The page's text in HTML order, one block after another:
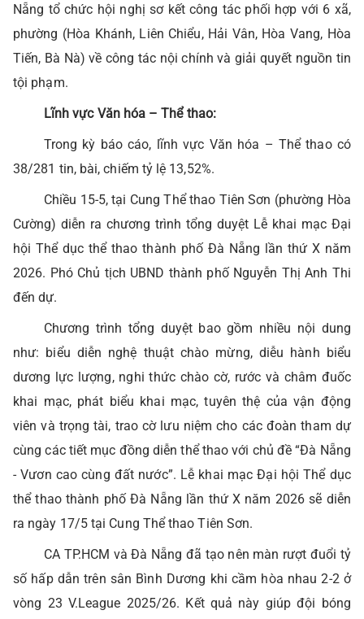
Nẵng tổ chức hội nghị sơ kết công tác phối hợp với 6 xã,
phường (Hòa Khánh, Liên Chiểu, Hải Vân, Hòa Vang, Hòa
Tiến, Bà Nà) về công tác nội chính và giải quyết nguồn tin
tội phạm.
Lĩnh vực Văn hóa – Thể thao:
Trong kỳ báo cáo, lĩnh vực Văn hóa – Thể thao có
38/281 tin, bài, chiếm tỷ lệ 13,52%.
Chiều 15-5, tại Cung Thể thao Tiên Sơn (phường Hòa
Cường) diễn ra chương trình tổng duyệt Lễ khai mạc Đại
hội Thể dục thể thao thành phố Đà Nẵng lần thứ X năm
2026. Phó Chủ tịch UBND thành phố Nguyễn Thị Anh Thi
đến dự.
Chương trình tổng duyệt bao gồm nhiều nội dung
như: biểu diễn nghệ thuật chào mừng, diễu hành biểu
dương lực lượng, nghi thức chào cờ, rước và châm đuốc
khai mạc, phát biểu khai mạc, tuyên thệ của vận động
viên và trọng tài, trao cờ lưu niệm cho các đoàn tham dự
cùng các tiết mục đồng diễn thể thao với chủ đề “Đà Nẵng
- Vươn cao cùng đất nước”. Lễ khai mạc Đại hội Thể dục
thể thao thành phố Đà Nẵng lần thứ X năm 2026 sẽ diễn
ra ngày 17/5 tại Cung Thể thao Tiên Sơn.
CA TP.HCM và Đà Nẵng đã tạo nên màn rượt đuổi tỷ
số hấp dẫn trên sân Bình Dương khi cầm hòa nhau 2-2 ở
vòng 23 V.League 2025/26. Kết quả này giúp đội bóng